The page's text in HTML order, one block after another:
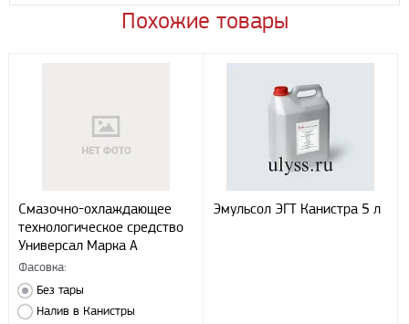
Понедельник-пятница с 8.00-17.00 без перерыва
Доставка собственным транспортом компании ООО «УЛИСС»
Регионы доставки:
Северо-Кавказский федеральный округ
Южный федеральный округ
Наличными
При получении груза
Безналичный расчет
Задайте нашим менеджерам вопрос о данном продукте.
Похожие товары
Смазочно-охлаждающее
технологическое средство
Универсал Марка А
Фасовка:
Без тары
Налив в Канистры
Эмульсол ЭГТ Канистра 5 л